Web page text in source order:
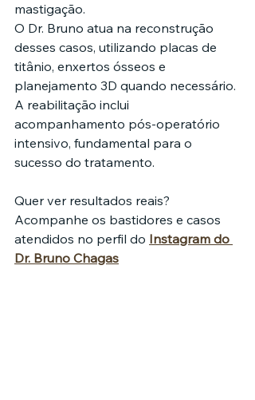
mastigação.
O Dr. Bruno atua na reconstrução
desses casos, utilizando placas de
titânio, enxertos ósseos e
planejamento 3D quando necessário.
A reabilitação inclui
acompanhamento pós-operatório
intensivo, fundamental para o
sucesso do tratamento.
Quer ver resultados reais?
Acompanhe os bastidores e casos
atendidos no perfil do Instagram do
Dr. Bruno Chagas